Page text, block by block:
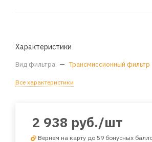
Характеристики
Вид фильтра — Трансмиссионный фильтр
Все характеристики
2 938 руб./шт
Вернем на карту до 59 бонусных